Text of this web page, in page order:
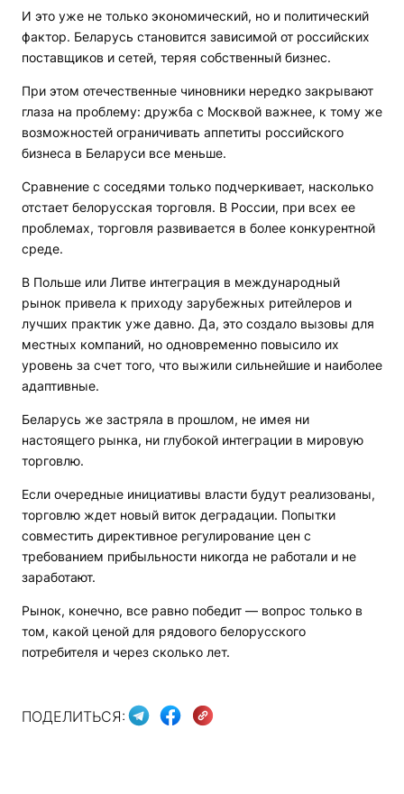
И это уже не только экономический, но и политический
фактор. Беларусь становится зависимой от российских
поставщиков и сетей, теряя собственный бизнес.
При этом отечественные чиновники нередко закрывают
глаза на проблему: дружба с Москвой важнее, к тому же
возможностей ограничивать аппетиты российского
бизнеса в Беларуси все меньше.
Сравнение с соседями только подчеркивает, насколько
отстает белорусская торговля. В России, при всех ее
проблемах, торговля развивается в более конкурентной
среде.
В Польше или Литве интеграция в международный
рынок привела к приходу зарубежных ритейлеров и
лучших практик уже давно. Да, это создало вызовы для
местных компаний, но одновременно повысило их
уровень за счет того, что выжили сильнейшие и наиболее
адаптивные.
Беларусь же застряла в прошлом, не имея ни
настоящего рынка, ни глубокой интеграции в мировую
торговлю.
Если очередные инициативы власти будут реализованы,
торговлю ждет новый виток деградации. Попытки
совместить директивное регулирование цен с
требованием прибыльности никогда не работали и не
заработают.
Рынок, конечно, все равно победит — вопрос только в
том, какой ценой для рядового белорусского
потребителя и через сколько лет.
ПОДЕЛИТЬСЯ: